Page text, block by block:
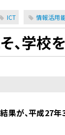
ICT 情報活用
、学校
が、平成27